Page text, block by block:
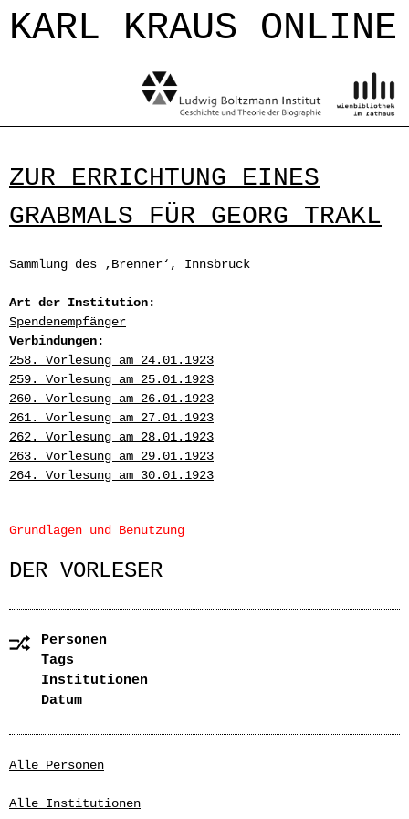
Jump to navigation
KARL KRAUS ONLINE
ZUR ERRICHTUNG EINES
GRABMALS FÜR GEORG TRAKL
Sammlung des ‚Brenner‘, Innsbruck
Art der Institution:
Spendenempfänger
Verbindungen:
258. Vorlesung am 24.01.1923
259. Vorlesung am 25.01.1923
260. Vorlesung am 26.01.1923
261. Vorlesung am 27.01.1923
262. Vorlesung am 28.01.1923
263. Vorlesung am 29.01.1923
264. Vorlesung am 30.01.1923
Grundlagen und Benutzung
DER VORLESER
Personen
Tags
Institutionen
Datum
Alle Personen
Alle Institutionen